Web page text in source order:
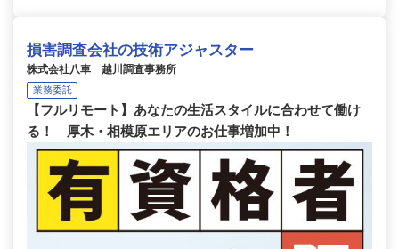
損害調査会社の技術アジャスター
株式会社八車 越川調査事務所
業務委託
【フルリモート】あなたの生活スタイルに合わせて働け
る！ 厚木・相模原エリアのお仕事増加中！